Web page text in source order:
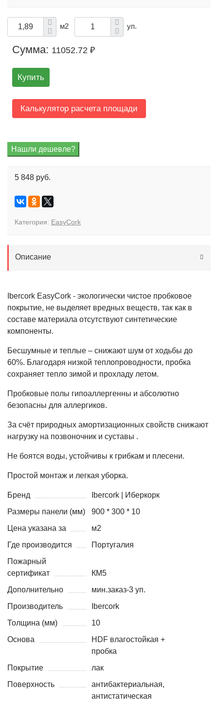
м2 уп.
Сумма: 11052.72 ₽
Купить
Калькулятор расчета площади
5 848 руб.
Категория: EasyCork
Описание
Ibercork EasyCork - экологически чистое пробковое
покрытие, не выделяет вредных веществ, так как в
составе материала отсутствуют синтетические
компоненты.
Бесшумные и теплые – снижают шум от ходьбы до
60%. Благодаря низкой теплопроводности, пробка
сохраняет тепло зимой и прохладу летом.
Пробковые полы гипоаллергенны и абсолютно
безопасны для аллергиков.
За счёт природных амортизационных свойств снижают
нагрузку на позвоночник и суставы .
Не боятся воды, устойчивы к грибкам и плесени.
Простой монтаж и легкая уборка.
Бренд
Ibercork | Иберкорк
Размеры панели (мм)
900 * 300 * 10
Цена указана за
м2
Где производится
Португалия
Пожарный
сертификат
КМ5
Дополнительно
мин.заказ-3 уп.
Производитель
Ibercork
Толщина (мм)
10
Основа
HDF влагостойкая +
пробка
Покрытие
лак
Поверхность
антибактериальная,
антистатическая